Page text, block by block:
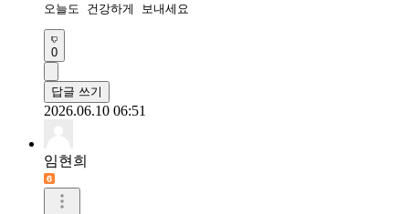
오늘도 건강하게 보내세요
0
답글 쓰기
2026.06.10 06:51
임현희